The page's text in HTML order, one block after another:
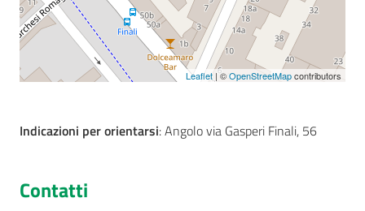
Leaflet | ©OpenStreetMapcontributors
Indicazioni per orientarsi: Angolo via Gasperi Finali, 56
Contatti